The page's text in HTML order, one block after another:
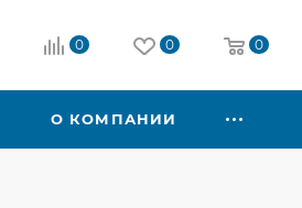
0 0 0
О КОМПАНИИ